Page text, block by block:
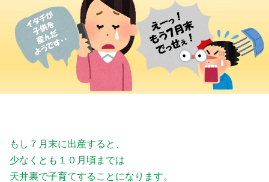
もし７月末に出産すると、
少なくとも１０月頃までは
天井裏で子育てすることになります。